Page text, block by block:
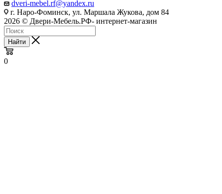
dveri-mebel.rf@yandex.ru
г. Наро-Фоминск, ул. Маршала Жукова, дом 84
2026 © Двери-Мебель.РФ- интернет-магазин
Найти
0